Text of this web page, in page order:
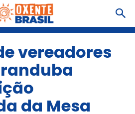
vereadores
da Mesa